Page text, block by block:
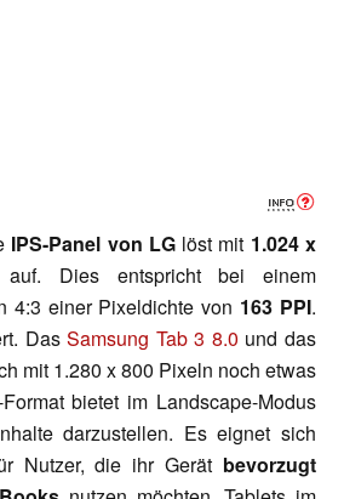
IPS-Panel von LGlöst mit 1.024 x
auf. Dies entspricht bei einem
4:3 einer Pixeldichte von 163 PPI.
DasSamsung Tab 3 8.0 und das
mit 1.280 x 800 Pixeln noch etwas
bietet im Landscape-Modus
darzustellen. Es eignet sich
Nutzer, die ihr Gerät bevorzugt